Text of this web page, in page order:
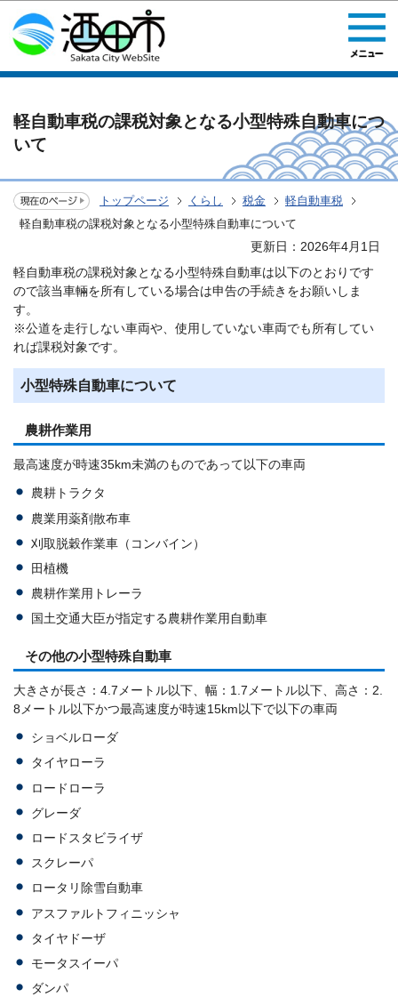
このページの本文へ移動
軽自動車税の課税対象となる小型特殊自動車につ
いて
トップページ くらし 税金
軽自動車税
軽自動車税の課税対象となる小型特殊自動車について
更新日：2026年4月1日
軽自動車税の課税対象となる小型特殊自動車は以下のとおりです
ので該当車輛を所有している場合は申告の手続きをお願いしま
す。
※公道を走行しない車両や、使用していない車両でも所有してい
れば課税対象です。
小型特殊自動車について
農耕作業用
最高速度が時速35km未満のものであって以下の車両
農耕トラクタ
農業用薬剤散布車
刈取脱穀作業車（コンバイン）
田植機
農耕作業用トレーラ
国土交通大臣が指定する農耕作業用自動車
その他の小型特殊自動車
大きさが長さ：4.7メートル以下、幅：1.7メートル以下、高さ：2.
8メートル以下かつ最高速度が時速15km以下で以下の車両
ショベルローダ
タイヤローラ
ロードローラ
グレーダ
ロードスタビライザ
スクレーパ
ロータリ除雪自動車
アスファルトフィニッシャ
タイヤドーザ
モータスイーパ
ダンパ